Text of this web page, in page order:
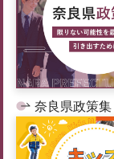
奈良県政策集